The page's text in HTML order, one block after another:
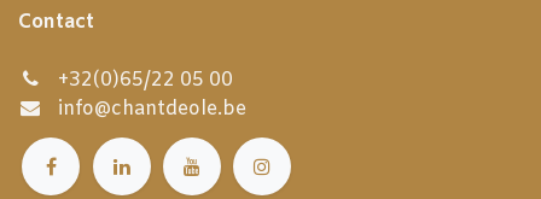
Contact
+32(0)65/22 05 00
info@chantdeole.be